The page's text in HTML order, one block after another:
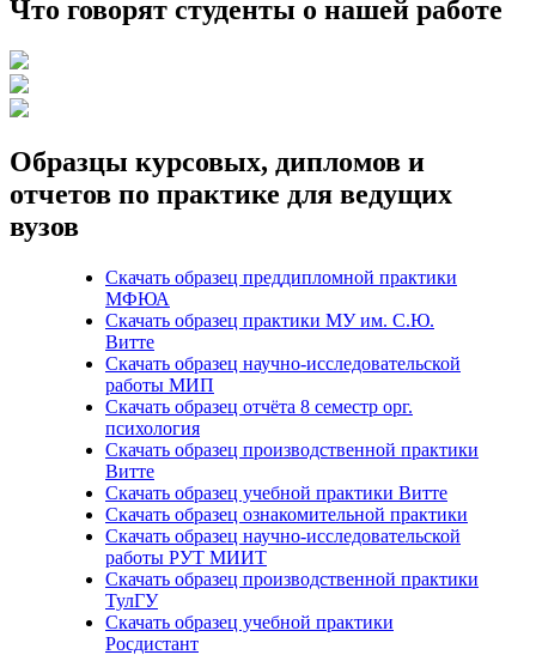
Что говорят студенты о нашей работе
Образцы курсовых, дипломов и
отчетов по практике для ведущих
вузов
Скачать образец преддипломной практики
МФЮА
Скачать образец практики МУ им. С.Ю.
Витте
Скачать образец научно-исследовательской
работы МИП
Скачать образец отчёта 8 семестр орг.
психология
Скачать образец производственной практики
Витте
Скачать образец учебной практики Витте
Скачать образец ознакомительной практики
Скачать образец научно-исследовательской
работы РУТ МИИТ
Скачать образец производственной практики
ТулГУ
Скачать образец учебной практики
Росдистант